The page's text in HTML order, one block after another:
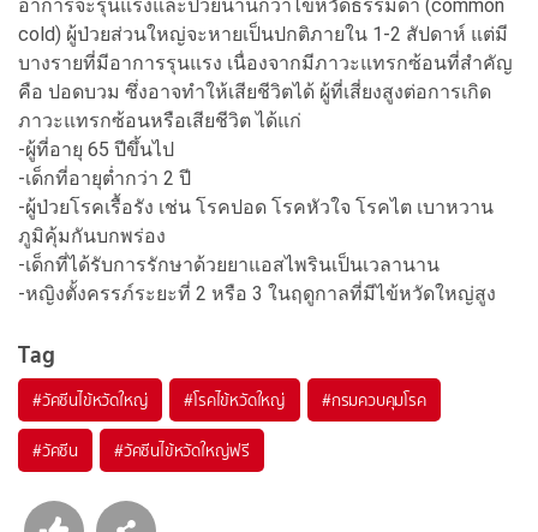
อาการจะรุนแรงและป่วยนานกว่าไข้หวัดธรรมดา (common
cold) ผู้ป่วยส่วนใหญ่จะหายเป็นปกติภายใน 1-2 สัปดาห์ แต่มี
บางรายที่มีอาการรุนแรง เนื่องจากมีภาวะแทรกซ้อนที่สำคัญ
คือ ปอดบวม ซึ่งอาจทำให้เสียชีวิตได้ ผู้ที่เสี่ยงสูงต่อการเกิด
ภาวะแทรกซ้อนหรือเสียชีวิต ได้แก่
-ผู้ที่อายุ 65 ปีขึ้นไป
-เด็กที่อายุต่ำกว่า 2 ปี
-ผู้ป่วยโรคเรื้อรัง เช่น โรคปอด โรคหัวใจ โรคไต เบาหวาน
ภูมิคุ้มกันบกพร่อง
-เด็กที่ได้รับการรักษาด้วยยาแอสไพรินเป็นเวลานาน
-หญิงตั้งครรภ์ระยะที่ 2 หรือ 3 ในฤดูกาลที่มีไข้หวัดใหญ่สูง
Tag
#วัคซีนไข้หวัดใหญ่ #โรคไข้หวัดใหญ่ #กรมควบคุมโรค
#วัคซีน #วัคซีนไข้หวัดใหญ่ฟรี